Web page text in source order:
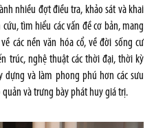
nhiều đợt điều tra, khảo sát và khai
tìm hiểu các vấn đề cơ bản, mang
các nền văn hóa cổ, về đời sống cư
trúc, nghệ thuật các thời đại, thời kỳ
dựng và làm phong phú hơn các sưu
và trưng bày phát huy giá trị.